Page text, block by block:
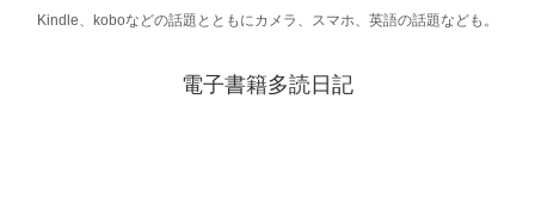
Kindle、koboなどの話題とともにカメラ、スマホ、英語の話題なども。
電子書籍多読日記